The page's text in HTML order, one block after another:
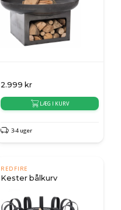
2.999 kr
LÆG I KURV
3-4 uger
REDFIRE
Kester bålkurv